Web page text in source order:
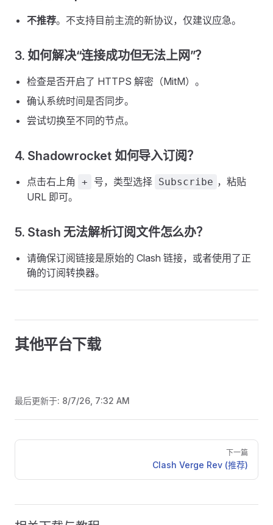
不推荐。不支持目前主流的新协议，仅建议应急。
3. 如何解决“连接成功但无法上网”？
检查是否开启了 HTTPS 解密（MitM）。
确认系统时间是否同步。
尝试切换至不同的节点。
4. Shadowrocket 如何导入订阅？
点击右上角 + 号，类型选择 Subscribe ，粘贴
URL 即可。
5. Stash 无法解析订阅文件怎么办？
请确保订阅链接是原始的 Clash 链接，或者使用了正
确的订阅转换器。
其他平台下载
最后更新于: 8/7/26, 7:32 AM
Pager
下一篇
Clash Verge Rev (推荐)